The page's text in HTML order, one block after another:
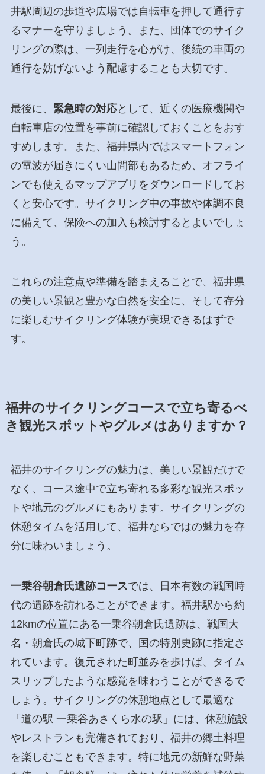
井駅周辺の歩道や広場では自転車を押して通行す
るマナーを守りましょう。また、団体でのサイク
リングの際は、一列走行を心がけ、後続の車両の
通行を妨げないよう配慮することも大切です。
最後に、 緊急時の対応として、近くの医療機関や
自転車店の位置を事前に確認しておくことをおす
すめします。また、福井県内ではスマートフォン
の電波が届きにくい山間部もあるため、オフライ
ンでも使えるマップアプリをダウンロードしてお
くと安心です。サイクリング中の事故や体調不良
に備えて、保険への加入も検討するとよいでしょ
う。
これらの注意点や準備を踏まえることで、福井県
の美しい景観と豊かな自然を安全に、そして存分
に楽しむサイクリング体験が実現できるはずで
す。
福井のサイクリングコースで立ち寄るべ
き観光スポットやグルメはありますか？
福井のサイクリングの魅力は、美しい景観だけで
なく、コース途中で立ち寄れる多彩な観光スポッ
トや地元のグルメにもあります。サイクリングの
休憩タイムを活用して、福井ならではの魅力を存
分に味わいましょう。
一乗谷朝倉氏遺跡コースでは、日本有数の戦国時
代の遺跡を訪れることができます。福井駅から約
12kmの位置にある一乗谷朝倉氏遺跡は、戦国大
名・朝倉氏の城下町跡で、国の特別史跡に指定さ
れています。復元された町並みを歩けば、タイム
スリップしたような感覚を味わうことができるで
しょう。サイクリングの休憩地点として最適な
「道の駅 一乗谷あさくら水の駅」には、休憩施設
やレストランも完備されており、福井の郷土料理
を楽しむこともできます。特に地元の新鮮な野菜